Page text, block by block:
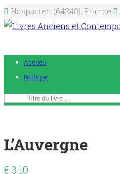
Hasparren (64240), France
Accueil
Boutique
L’Auvergne
€ 3,10